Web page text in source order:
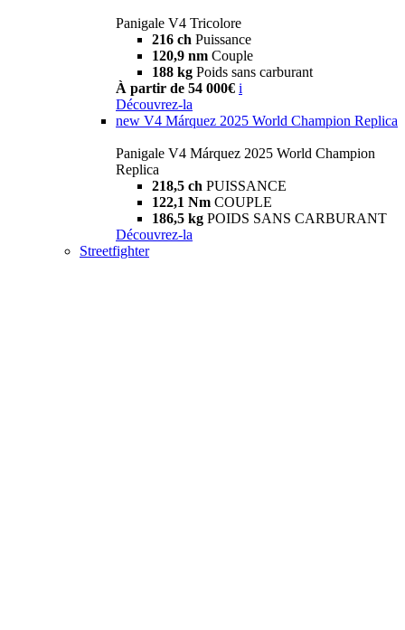
Panigale V4 Tricolore
216 ch Puissance
120,9 nm Couple
188 kg Poids sans carburant
À partir de 54 000€ i
Découvrez-la
new V4 Márquez 2025 World Champion Replica
Panigale V4 Márquez 2025 World Champion
Replica
218,5 ch PUISSANCE
122,1 Nm COUPLE
186,5 kg POIDS SANS CARBURANT
Découvrez-la
Streetfighter